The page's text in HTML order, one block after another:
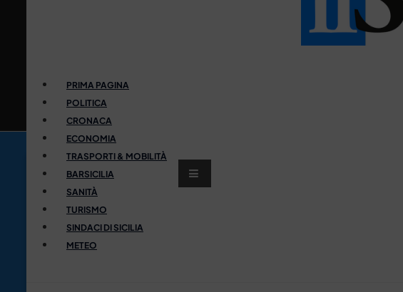
PRIMA PAGINA
POLITICA
CRONACA
ECONOMIA
TRASPORTI & MOBILITÀ
BARSICILIA
SANITÀ
TURISMO
SINDACI DI SICILIA
METEO